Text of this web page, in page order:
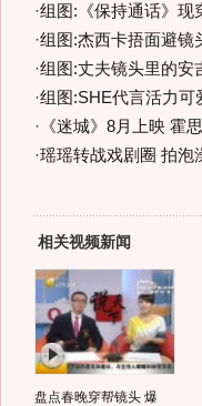
·组图:《保持通话》现
·组图:杰西卡捂面避镜
·组图:丈夫镜头里的安
·组图:SHE代言活力可
· 《迷城》8月上映 霍
·瑶瑶转战戏剧圈 拍泡
相关视频新闻
盘点春晚穿帮镜头 爆